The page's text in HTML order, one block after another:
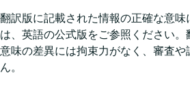
翻訳版に記載された情報の正確な意
は、英語の公式版をご参照ください
意味の差異には拘束力がなく、審査
ん。